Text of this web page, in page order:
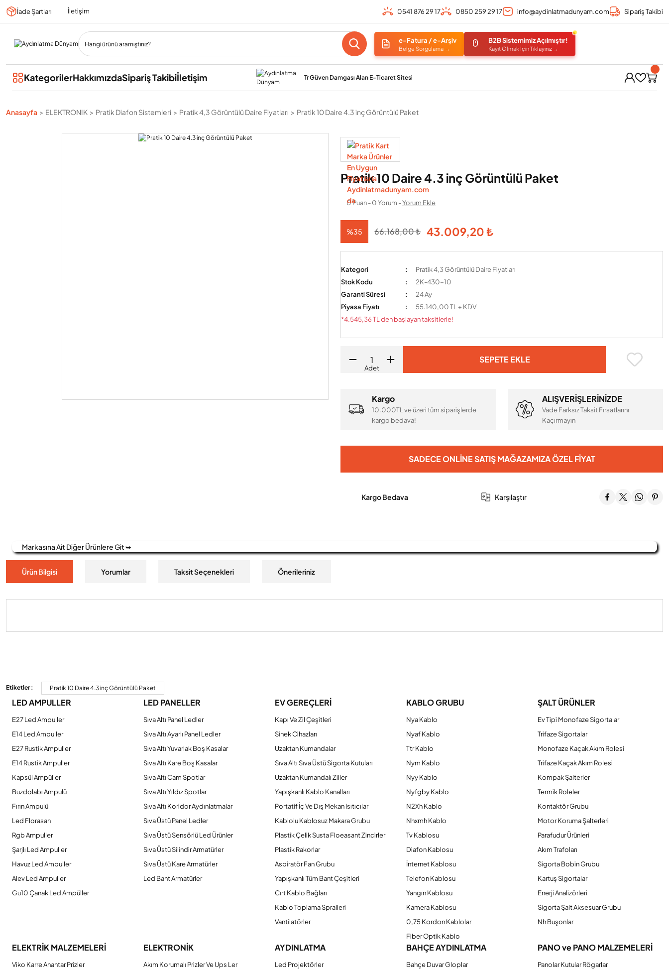
İade Şartları İletişim 0541 876 29 17 0850 259 29 17 info@aydinlatmadunyam.com Sipariş Takibi
e-Fatura / e-Arşiv
Belge Sorgulama →
B2B Sistemimiz Açılmıştır!
Kayıt Olmak İçin Tıklayınız →
KategorilerHakkımızdaSipariş Takibiİletişim Tr Güven Damgası Alan E-Ticaret Sitesi
Anasayfa ELEKTRONIK Pratik Diafon Sistemleri Pratik 4,3 Görüntülü Daire Fiyatları Pratik 10 Daire 4.3 inç Görüntülü Paket
Pratik 10 Daire 4.3 inç Görüntülü Paket
0 Puan - 0 Yorum -Yorum Ekle
%35 66.168,00 ₺ 43.009,20 ₺
Kategori
Pratik 4,3 Görüntülü Daire Fiyatları
Stok Kodu
2K-430-10
Garanti Süresi
24 Ay
Piyasa Fiyatı
55.140,00 TL + KDV
*4.545,36 TL den başlayan taksitlerle!
Adet
SEPETE EKLE
Kargo
10.000TL ve üzeri tüm siparişlerde
kargo bedava!
ALIŞVERİŞLERİNİZDE
Vade Farksız Taksit Fırsatlarını
Kaçırmayın
SADECE ONLINE SATIŞ MAĞAZAMIZA ÖZEL FIYAT
Kargo Bedava Karşılaştır
Markasına Ait Diğer Ürünlere Git ➥
Ürün Bilgisi Yorumlar Taksit Seçenekleri Önerileriniz
Yorum Yaz
Ürün resmi kalitesiz, bozuk veya görüntülenemiyor.
Ürün açıklamasında eksik bilgiler bulunuyor.
Ürün bilgilerinde hatalar bulunuyor.
Ürün fiyatı diğer sitelerden daha pahalı.
Bu ürüne benzer farklı alternatifler olmalı.
Gönder
Etiketler : Pratik 10 Daire 4.3 inç Görüntülü Paket
LED AMPULLER
E27 Led Ampuller
E14 Led Ampuller
E27 Rustik Ampuller
E14 Rustik Ampuller
Kapsül Ampüller
Buzdolabı Ampulü
Fırın Ampulü
Led Florasan
Rgb Ampuller
Şarjlı Led Ampuller
Havuz Led Ampuller
Alev Led Ampuller
Gu10 Çanak Led Ampüller
LED PANELLER
Sıva Altı Panel Ledler
Sıva Altı Ayarlı Panel Ledler
Sıva Altı Yuvarlak Boş Kasalar
Sıva Altı Kare Boş Kasalar
Sıva Altı Cam Spotlar
Sıva Altı Yıldız Spotlar
Sıva Altı Koridor Aydınlatmalar
Sıva Üstü Panel Ledler
Sıva Üstü Sensörlü Led Ürünler
Sıva Üstü Silindir Armatürler
Sıva Üstü Kare Armatürler
Led Bant Armatürler
EV GEREÇLERİ
Kapı Ve Zil Çeşitleri
Sinek Cihazları
Uzaktan Kumandalar
Sıva Altı Sıva Üstü Sigorta Kutuları
Uzaktan Kumandalı Ziller
Yapışkanlı Kablo Kanalları
Portatif İç Ve Dış Mekan Isıtıcılar
Kablolu Kablosuz Makara Grubu
Plastik Çelik Susta Floeasant Zincirler
Plastik Rakorlar
Aspiratör Fan Grubu
Yapışkanlı Tüm Bant Çeşitleri
Cırt Kablo Bağları
Kablo Toplama Spralleri
Vantilatörler
KABLO GRUBU
Nya Kablo
Nyaf Kablo
Ttr Kablo
Nym Kablo
Nyy Kablo
Nyfgby Kablo
N2Xh Kablo
Nhxmh Kablo
Tv Kablosu
Diafon Kablosu
İnternet Kablosu
Telefon Kablosu
Yangın Kablosu
Kamera Kablosu
0,75 Kordon Kablolar
Fiber Optik Kablo
ŞALT ÜRÜNLER
Ev Tipi Monofaze Sigortalar
Trifaze Sigortalar
Monofaze Kaçak Akım Rolesi
Trifaze Kaçak Akım Rolesi
Kompak Şalterler
Termik Roleler
Kontaktör Grubu
Motor Koruma Şalterleri
Parafudur Ürünleri
Akım Trafoları
Sigorta Bobin Grubu
Kartuş Sigortalar
Enerji Analizörleri
Sigorta Şalt Aksesuar Grubu
Nh Buşonlar
ELEKTRİK MALZEMELERİ
Viko Karre Anahtar Prizler
ELEKTRONİK
Akım Korumalı Prizler Ve Ups Ler
AYDINLATMA
Led Projektörler
BAHÇE AYDINLATMA
Bahçe Duvar Gloplar
PANO ve PANO MALZEMELERİ
Panolar Kutular Rögarlar